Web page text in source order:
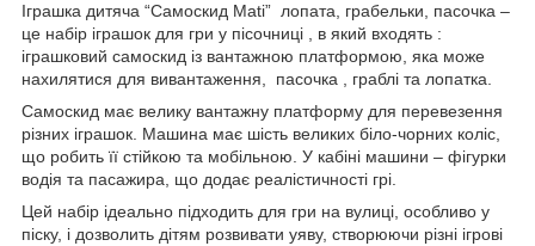
Іграшка дитяча “Самоскид Mati” лопата, грабельки, пасочка –
це набір іграшок для гри у пісочниці , в який входять :
іграшковий самоскид із вантажною платформою, яка може
нахилятися для вивантаження, пасочка , граблі та лопатка.
Самоскид має велику вантажну платформу для перевезення
різних іграшок. Машина має шість великих біло-чорних коліс,
що робить її стійкою та мобільною. У кабіні машини – фігурки
водія та пасажира, що додає реалістичності грі.
Цей набір ідеально підходить для гри на вулиці, особливо у
піску, і дозволить дітям розвивати уяву, створюючи різні ігрові